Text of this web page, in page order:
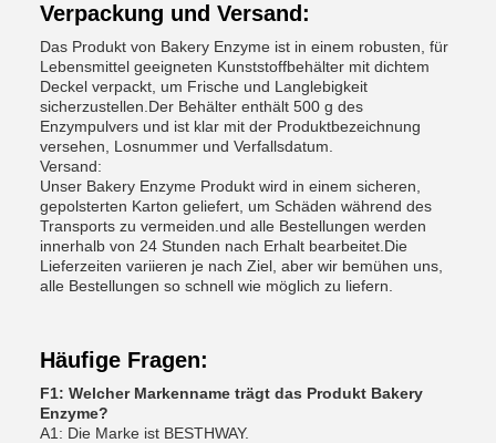
Verpackung und Versand:
Das Produkt von Bakery Enzyme ist in einem robusten, für
Lebensmittel geeigneten Kunststoffbehälter mit dichtem
Deckel verpackt, um Frische und Langlebigkeit
sicherzustellen.Der Behälter enthält 500 g des
Enzympulvers und ist klar mit der Produktbezeichnung
versehen, Losnummer und Verfallsdatum.
Versand:
Unser Bakery Enzyme Produkt wird in einem sicheren,
gepolsterten Karton geliefert, um Schäden während des
Transports zu vermeiden.und alle Bestellungen werden
innerhalb von 24 Stunden nach Erhalt bearbeitet.Die
Lieferzeiten variieren je nach Ziel, aber wir bemühen uns,
alle Bestellungen so schnell wie möglich zu liefern.
Häufige Fragen:
F1: Welcher Markenname trägt das Produkt Bakery
Enzyme?
A1: Die Marke ist BESTHWAY.